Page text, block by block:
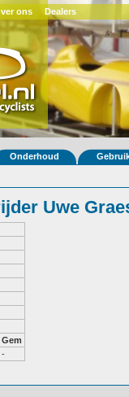
ons Dealers
Onderhoud
Uwe
Gem
-